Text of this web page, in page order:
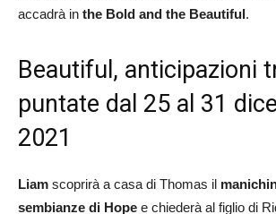
accadrà in the Bold and the Beautiful .
Beautiful, anticipazioni
puntate dal 25 al 31
2021
Liam scoprirà a casa di Thomas il
sembianze di Hope e chiederà al figlio di